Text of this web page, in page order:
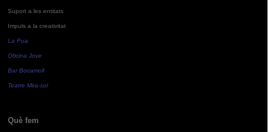
Suport a les entitats
Impuls a la creativitat
La Pua
Oficina Jove
Bar Bocamoll
Teatre Mira-sol
Què fem